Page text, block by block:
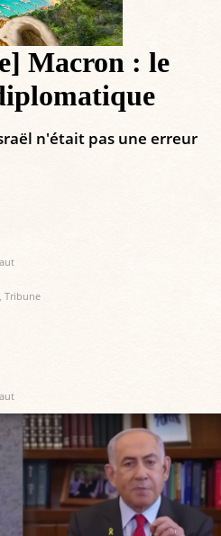
Macron : le
n'était pas une erreur
Tribune